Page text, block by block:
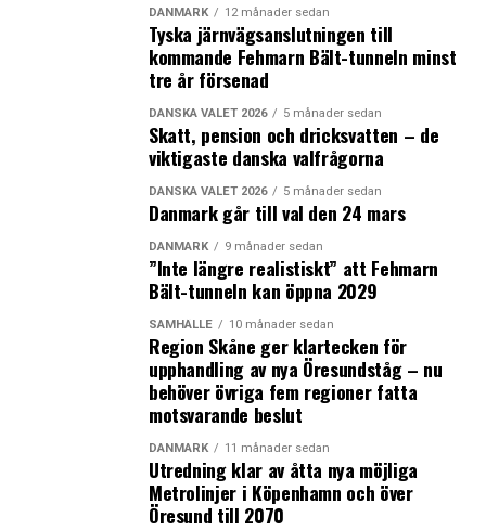
DANMARK 12 månader sedan
Tyska järnvägsanslutningen till
kommande Fehmarn Bält-tunneln minst
tre år försenad
DANSKA VALET 2026 5 månader sedan
Skatt, pension och dricksvatten – de
viktigaste danska valfrågorna
DANSKA VALET 2026 5 månader sedan
Danmark går till val den 24 mars
DANMARK 9 månader sedan
”Inte längre realistiskt” att Fehmarn
Bält-tunneln kan öppna 2029
SAMHÄLLE 10 månader sedan
Region Skåne ger klartecken för
upphandling av nya Öresundståg – nu
behöver övriga fem regioner fatta
motsvarande beslut
DANMARK 11 månader sedan
Utredning klar av åtta nya möjliga
Metrolinjer i Köpenhamn och över
Öresund till 2070